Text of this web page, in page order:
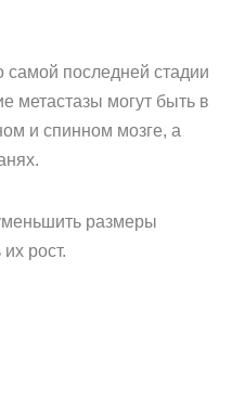
самой последней стадии
метастазы могут быть в
и спинном мозге, а
размеры
рост.